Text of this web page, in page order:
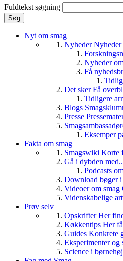
Fuldtekst søgning
Nyt om smag
Nyheder
Nyheder
Få
Det skerFå
Tidligere
Blogs
Presse
Eksemper
Fakta om smag
Smagswiki Korte
Gå i dybden
Podcasts
Download bøger i
Videoer om smag
Videnskabelige
Prøv selv
OpskrifterHer
Køkkentips Her
Guides Konkrete
Eksperimenter og
Science i